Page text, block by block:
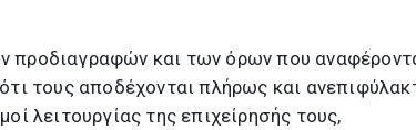
προδιαγραφών και των όρων που
τους αποδέχονται πλήρως και
λειτουργίας της επιχείρησής τους,